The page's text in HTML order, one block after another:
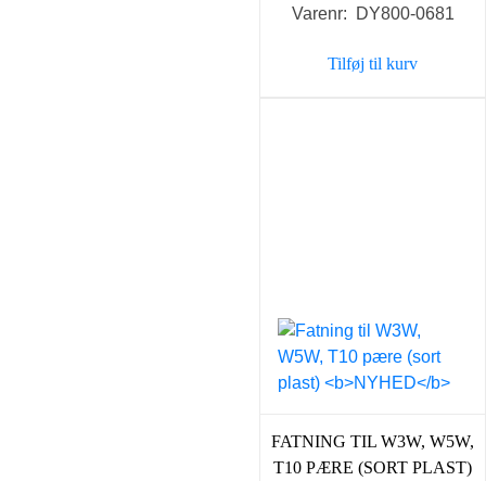
Varenr: DY800-0681
Tilføj til kurv
FATNING TIL W3W, W5W,
T10 PÆRE (SORT PLAST)